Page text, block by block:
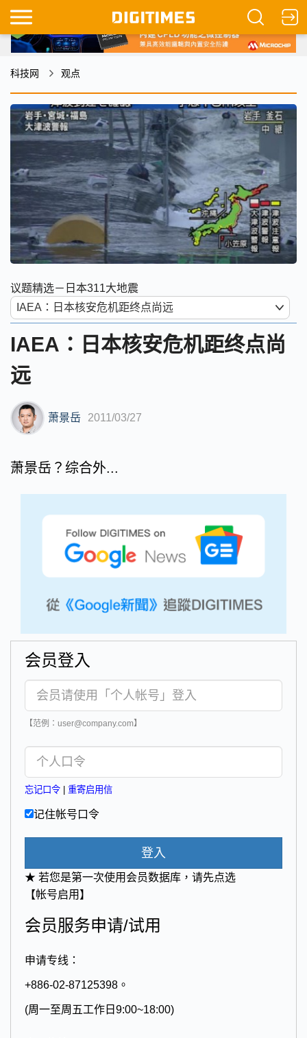
科技网 观点
议题精选－日本311大地震
IAEA：日本核安危机距终点尚
远
萧景岳 2011/03/27
萧景岳？综合外...
会员登入
【范例：user@company.com】
忘记口令 重寄启用信
记住帐号口令
登入
★ 若您是第一次使用会员数据库，请先点选
【帐号启用】
会员服务申请/试用
申请专线：
+886-02-87125398。
(周一至周五工作日9:00~18:00)